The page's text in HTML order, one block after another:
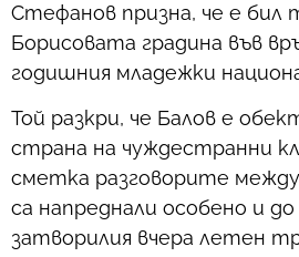
Стефанов призна, че е бил
Борисовата градина във
годишния младежки
Той разкри, че Балов е
страна на чуждестранни
сметка разговорите
са напреднали особено и до
затворилия вчера летен